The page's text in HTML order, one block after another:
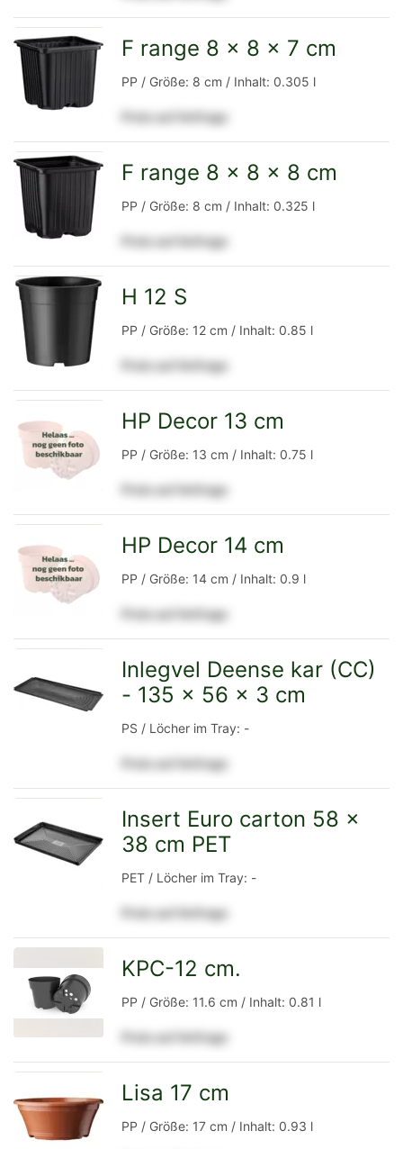
Detailseite
Detailseite
F range 8 x 8 x 7 cm
PP / Größe: 8 cm / Inhalt: 0.305 l
Preis auf Anfrage
Detailseite
F range 8 x 8 x 8 cm
PP / Größe: 8 cm / Inhalt: 0.325 l
Preis auf Anfrage
Detailseite
H 12 S
PP / Größe: 12 cm / Inhalt: 0.85 l
Preis auf Anfrage
Detailseite
HP Decor 13 cm
PP / Größe: 13 cm / Inhalt: 0.75 l
Preis auf Anfrage
Detailseite
HP Decor 14 cm
PP / Größe: 14 cm / Inhalt: 0.9 l
Preis auf Anfrage
zur
Inlegvel Deense kar (CC)
- 135 x 56 x 3 cm
PS / Löcher im Tray: -
Preis auf Anfrage
zur
Insert Euro carton 58 x
38 cm PET
PET / Löcher im Tray: -
Preis auf Anfrage
Detailseite
KPC-12 cm.
PP / Größe: 11.6 cm / Inhalt: 0.81 l
Preis auf Anfrage
Lisa 17 cm
PP / Größe: 17 cm / Inhalt: 0.93 l